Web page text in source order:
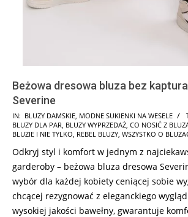
Beżowa dresowa bluza bez
Severine
2024-
07-
IN: BLUZY DAMSKIE MODNE SUKIENKI NA WESELE
BLUZY DLA PAR BLUZY WYPRZEDAŻ CO NOSIĆ Z
BLUZIE I NIE TYLKO REBEL BLUZY WSZYSTKO O
Odkryj styl i komfort w jednym z
garderoby – beżowa bluza dresowa
wybór dla każdej kobiety ceniącej sobie
chcącej rezygnować z eleganckiego
wysokiej jakości bawełny, gwarantuje